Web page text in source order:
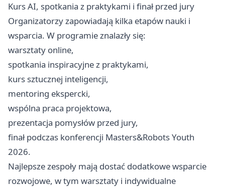
Kurs AI, spotkania z praktykami i finał przed jury
Organizatorzy zapowiadają kilka etapów nauki i
wsparcia. W programie znalazły się:
warsztaty online,
spotkania inspiracyjne z praktykami,
kurs sztucznej inteligencji,
mentoring ekspercki,
wspólna praca projektowa,
prezentacja pomysłów przed jury,
finał podczas konferencji Masters&Robots Youth
2026.
Najlepsze zespoły mają dostać dodatkowe wsparcie
rozwojowe, w tym warsztaty i indywidualne